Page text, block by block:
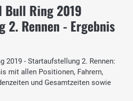
Bull Ring 2019
2. Rennen - Ergebnis
2019 - Startaufstellung 2. Rennen:
mit allen Positionen, Fahrern,
und Gesamtzeiten sowie